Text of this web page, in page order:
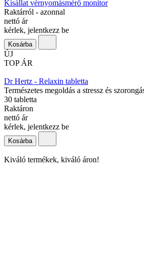
Kisállat vérnyomásmérő monitor
Raktárról - azonnal
nettó ár
kérlek, jelentkezz be
Kosárba
ÚJ
TOP ÁR
Dr Hertz - Relaxin tabletta
Természetes megoldás a stressz és
30 tabletta
Raktáron
nettó ár
kérlek, jelentkezz be
Kosárba
Kiváló termékek, kiváló áron!